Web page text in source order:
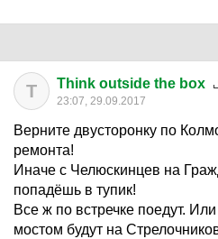
T Think outside the box
23:07, 29.09.2017
Верните двусторонку по
ремонта!
Иначе с Челюскинцев на
попадёшь в тупик!
Все ж по встречке поедут.
мостом будут на